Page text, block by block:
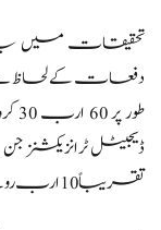
تحقیقات میں یہ
ڈیجیٹل ٹرانزیکشنز
تقریباً 10 ارب روپے لگایا گیا ہے۔